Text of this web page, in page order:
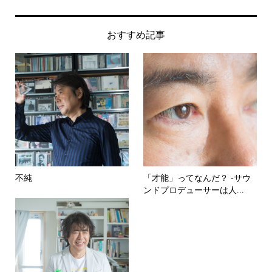
おすすめ記事
不純
「才能」ってなんだ？ -サウ
ンドプロデューサーは人...